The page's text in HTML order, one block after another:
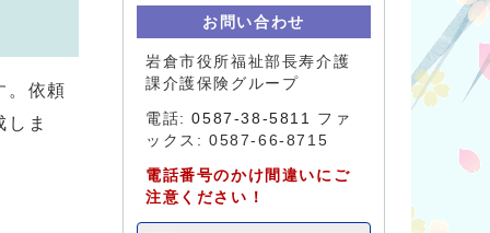
。依頼
ま
お問い合わせ
岩倉市役所福祉部長寿介護
課介護保険グループ
電話:0587-38-5811 ファ
ックス: 0587-66-8715
電話番号のかけ間違いにご
注意ください！